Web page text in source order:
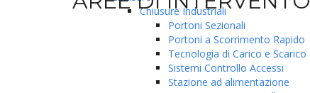
Chiusure Industriali
Portoni Sezionali
Portoni a Scorrimento Rapido
Tecnologia di Carico e Scarico
Sistemi Controllo Accessi
Stazione ad alimentazione
EDILIZIA